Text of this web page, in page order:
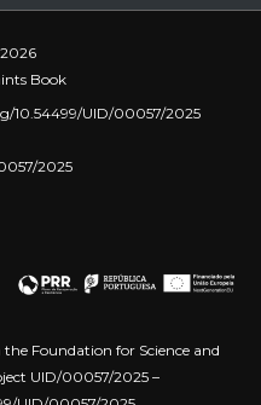
Book
10.54499/UID/00057/2025
2025
Foundation for Science and
UID/00057/2025 –